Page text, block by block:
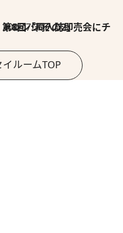
2026.7.30
第8回「同人誌即売会にチャレンジ その2」
ルームTOP